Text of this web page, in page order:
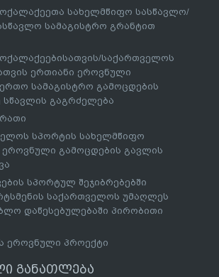
სახელმწიფო სასწავლო/
სამაგისტრო გრანტით
საქართველოს
ერთიანი ეროვნული
სამაგისტრო გამოცდების
სწავლის გაგრძელება
სპორტის სახელმწიფო
ეროვნული გამოცდების გავლის
სპორტულ შეჯიბრებებში
საქართველოს უმაღლეს
დაწესებულებაში პირობითი
ეროვნული პროექტი
განათლება